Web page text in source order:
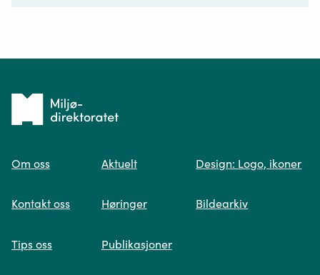
Spør oss
søk og viser deg vår mest relevante
Tilbake
forsiden
Om oss
Kontakt oss
Tips oss
Aktuelt
Høringer
Publikasjoner
Design: Logo, ikoner
Bildearkiv